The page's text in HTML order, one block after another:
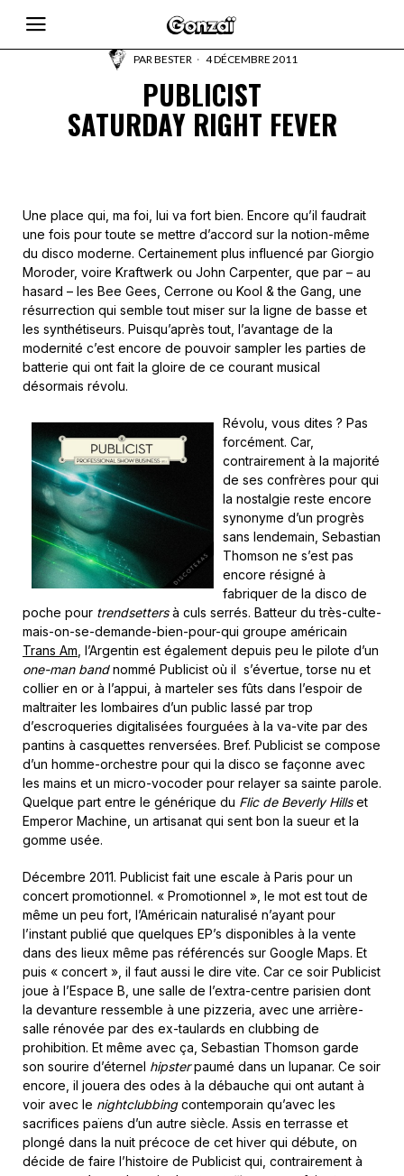
PARBESTER 4 DÉCEMBRE 2011
PUBLICIST
SATURDAY RIGHT FEVER
Une place qui, ma foi, lui va fort bien. Encore qu’il faudrait
une fois pour toute se mettre d’accord sur la notion-même
du disco moderne. Certainement plus influencé par Giorgio
Moroder, voire Kraftwerk ou John Carpenter, que par – au
hasard – les Bee Gees, Cerrone ou Kool & the Gang, une
résurrection qui semble tout miser sur la ligne de basse et
les synthétiseurs. Puisqu’après tout, l’avantage de la
modernité c’est encore de pouvoir sampler les parties de
batterie qui ont fait la gloire de ce courant musical
désormais révolu.
Révolu, vous dites ? Pas
forcément. Car,
contrairement à la majorité
de ses confrères pour qui
la nostalgie reste encore
synonyme d’un progrès
sans lendemain, Sebastian
Thomson ne s’est pas
encore résigné à
fabriquer de la disco de
poche pour trendsettersà culs serrés. Batteur du très-culte-
mais-on-se-demande-bien-pour-qui groupe américain
Trans Am , l’Argentin est également depuis peu le pilote d’un
one-man bandnommé Publicist où il s’évertue, torse nu et
collier en or à l’appui, à marteler ses fûts dans l’espoir de
maltraiter les lombaires d’un public lassé par trop
d’escroqueries digitalisées fourguées à la va-vite par des
pantins à casquettes renversées. Bref. Publicist se compose
d’un homme-orchestre pour qui la disco se façonne avec
les mains et un micro-vocoder pour relayer sa sainte parole.
Quelque part entre le générique du Flic de Beverly Hillset
Emperor Machine, un artisanat qui sent bon la sueur et la
gomme usée.
Décembre 2011. Publicist fait une escale à Paris pour un
concert promotionnel. « Promotionnel », le mot est tout de
même un peu fort, l’Américain naturalisé n’ayant pour
l’instant publié que quelques EP’s disponibles à la vente
dans des lieux même pas référencés sur Google Maps. Et
puis « concert », il faut aussi le dire vite. Car ce soir Publicist
joue à l’Espace B, une salle de l’extra-centre parisien dont
la devanture ressemble à une pizzeria, avec une arrière-
salle rénovée par des ex-taulards en clubbing de
prohibition. Et même avec ça, Sebastian Thomson garde
son sourire d’éternel hipsterpaumé dans un lupanar. Ce soir
encore, il jouera des odes à la débauche qui ont autant à
voir avec le nightclubbingcontemporain qu’avec les
sacrifices païens d’un autre siècle. Assis en terrasse et
plongé dans la nuit précoce de cet hiver qui débute, on
décide de faire l’histoire de Publicist qui, contrairement à